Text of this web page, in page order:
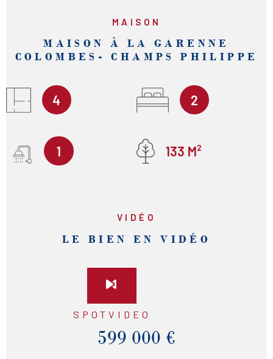
MAISON
MAISON À LA GARENNE
COLOMBES- CHAMPS PHILIPPE
4 2
1 133 M²
VIDÉO
LE BIEN EN VIDÉO
SPOTVIDEO
599 000 €